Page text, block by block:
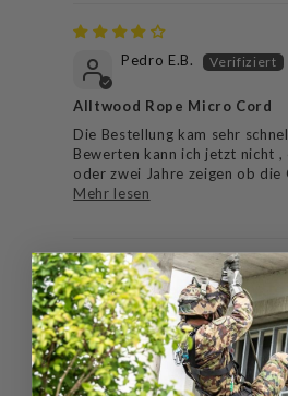
Pedro E.B.
Alltwood Rope Micro Cord
Die Bestellung kam sehr
Bewerten kann ich jetzt nicht ,
oder zwei Jahre zeigen ob
Mehr lesen
Rolf H.
Atwood Rope MFG™ Micro